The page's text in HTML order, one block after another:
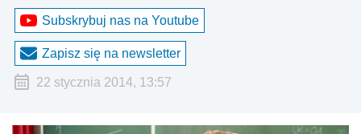
Subskrybuj nas na Youtube
Zapisz się na newsletter
22 stycznia 2014, 13:57